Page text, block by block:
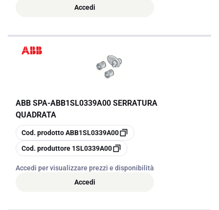
Accedi
ABB SPA-ABB1SL0339A00 SERRATURA
QUADRATA
copia
Cod. prodottoABB1SL0339A00
copia
Cod. produttore 1SL0339A00
Accedi per visualizzare prezzi e disponibilità
Accedi